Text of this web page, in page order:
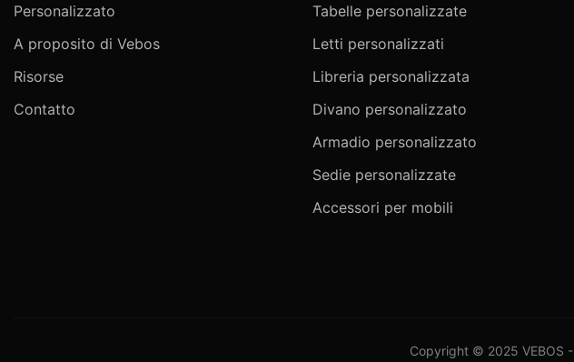
Personalizzato
A proposito di Vebos
Risorse
Contatto
Tabelle personalizzate
Letti personalizzati
Libreria personalizzata
Divano personalizzato
Armadio personalizzato
Sedie personalizzate
Accessori per mobili
Copyright © 2025 VEBOS -